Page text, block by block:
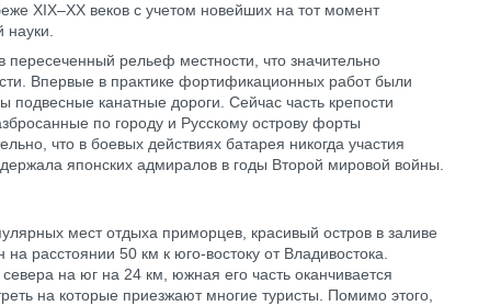
XIX–ХХ веков с учетом новейших на тот момент
науки.
пересеченный рельеф местности, что значительно
Впервые в практике фортификационных работ были
подвесные канатные дороги. Сейчас часть крепости
по городу и Русскому острову форты
что в боевых действиях батарея никогда участия
японских адмиралов в годы Второй мировой войны.
мест отдыха приморцев, красивый остров в заливе
расстоянии 50 км к юго-востоку от Владивостока.
на юг на 24 км, южная его часть оканчивается
на которые приезжают многие туристы. Помимо этого,